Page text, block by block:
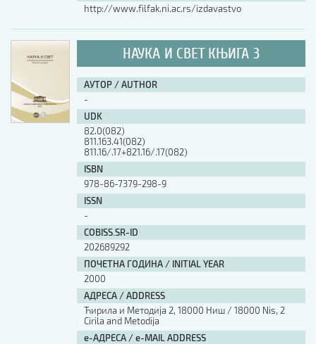
http://www.filfak.ni.ac.rs/izdavastvo
НАУКА И СВЕТ КЊИГА 3
АУТОР / AUTHOR
-
UDK
82.0(082)
811.163.41(082)
811.16/.17+821.16/.17(082)
ISBN
978-86-7379-298-9
ISSN
-
COBISS.SR-ID
202689292
ПОЧЕТНА ГОДИНА / INITIAL YEAR
2000
АДРЕСА / ADDRESS
Ћирила и Методија 2, 18000 Ниш / 18000 Nis, 2
Cirila and Metodija
е-АДРЕСА / e-MAIL ADDRESS